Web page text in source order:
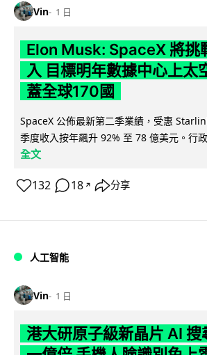
Vin 1 日
Elon Musk: SpaceX 將挑
入 目標明年數據中心上太
蓋全球170國
SpaceX 公佈最新第二季業績，受惠
季度收入按年飆升 92% 至 78 億美元。行
全文
132 18 ↗ 分享
人工智能
Vin 1 日
港大研原子級新晶片 AI 搜